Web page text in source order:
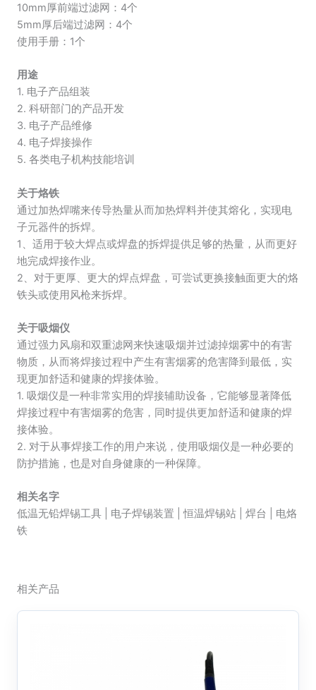
10mm厚前端过滤网：4个
5mm厚后端过滤网：4个
使用手册：1个
用途
1. 电子产品组装
2. 科研部门的产品开发
3. 电子产品维修
4. 电子焊接操作
5. 各类电子机构技能培训
关于烙铁
通过加热焊嘴来传导热量从而加热焊料并使其熔化，实现电
子元器件的拆焊。
1、适用于较大焊点或焊盘的拆焊提供足够的热量，从而更好
地完成焊接作业。
2、对于更厚、更大的焊点焊盘，可尝试更换接触面更大的烙
铁头或使用风枪来拆焊。
关于吸烟仪
通过强力风扇和双重滤网来快速吸烟并过滤掉烟雾中的有害
物质，从而将焊接过程中产生有害烟雾的危害降到最低，实
现更加舒适和健康的焊接体验。
1. 吸烟仪是一种非常实用的焊接辅助设备，它能够显著降低
焊接过程中有害烟雾的危害，同时提供更加舒适和健康的焊
接体验。
2. 对于从事焊接工作的用户来说，使用吸烟仪是一种必要的
防护措施，也是对自身健康的一种保障。
相关名字
低温无铅焊锡工具 | 电子焊锡装置 | 恒温焊锡站 | 焊台 | 电烙
铁
相关产品